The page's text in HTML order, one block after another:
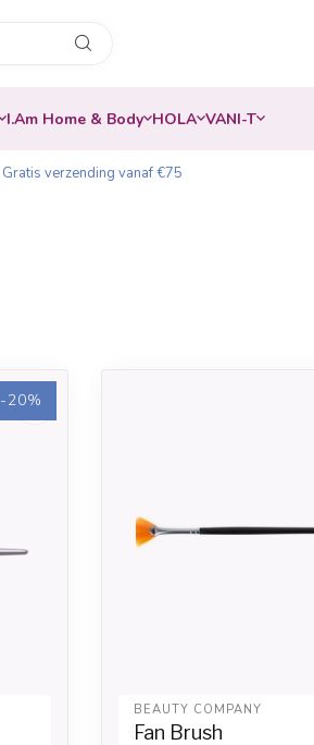
I.Am Home & Body HOLA VANI-T
Gratis verzending vanaf €75
-20%
BEAUTY COMPANY
Fan Brush